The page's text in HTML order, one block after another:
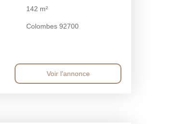
142 m²
Colombes 92700
Voir l'annonce